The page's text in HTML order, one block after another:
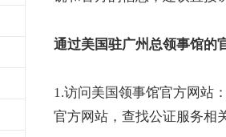
通过美国驻广州总领事馆的
1.访问美国领事馆官方网站
官方网站，查找公证服务相